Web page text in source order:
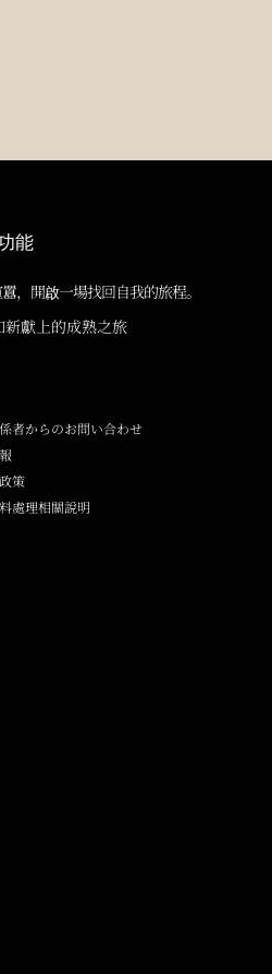
能
，開啟一場找回自我的旅程。
新獻上的成熟之旅
者からのお問い合わせ
策
處理相關說明